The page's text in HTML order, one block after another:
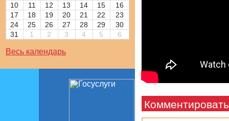
10 11 12 13 14 15
16
17
18 19 20 21 22
23
24
25 26 27 28 29
30
31
1 2 3 4 5 6
Весь календарь
Комментировать